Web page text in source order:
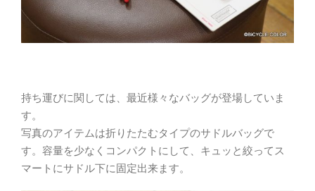
持ち運びに関しては、最近様々なバッグが登場していま
す。
写真のアイテムは折りたたむタイプのサドルバッグで
す。容量を少なくコンパクトにして、キュッと絞ってス
マートにサドル下に固定出来ます。